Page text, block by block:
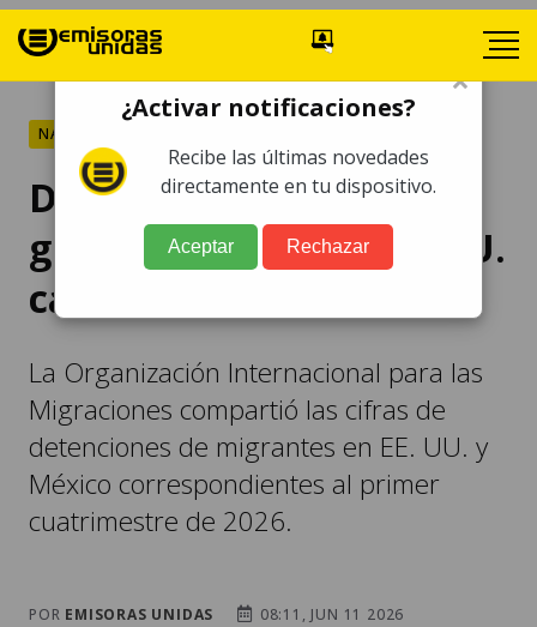
NACIONALES
Detenciones de
guatemaltecos en EE. UU.
caen un 62% en 2026
La Organización Internacional para las
Migraciones compartió las cifras de
detenciones de migrantes en EE. UU. y
México correspondientes al primer
cuatrimestre de 2026.
POR EMISORAS UNIDAS
08:11, JUN 11 2026
×
¿Activar notificaciones?
Recibe las últimas novedades
directamente en tu dispositivo.
Aceptar Rechazar